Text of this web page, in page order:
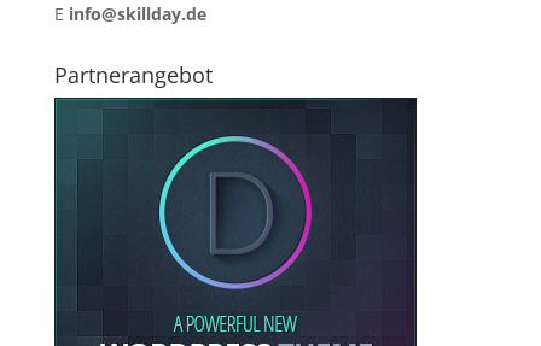
E info@skillday.de
Partnerangebot